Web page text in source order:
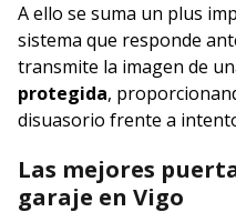
A ello se suma un plus
sistema que responde
transmite la imagen de
protegida,
disuasorio frente a
Las mejores
garaje en Vigo